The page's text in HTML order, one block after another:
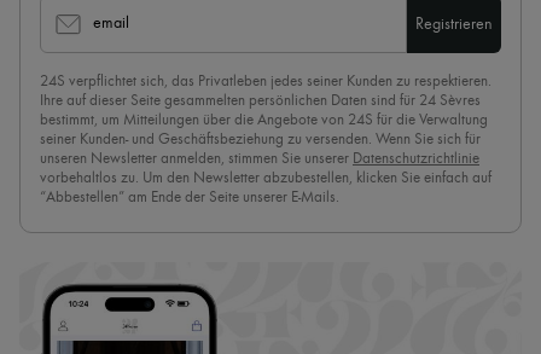
email Registrieren
24S verpflichtet sich, das Privatleben jedes seiner Kunden zu respektieren.
Ihre auf dieser Seite gesammelten persönlichen Daten sind für 24 Sèvres
bestimmt, um Mitteilungen über die Angebote von 24S für die Verwaltung
seiner Kunden- und Geschäftsbeziehung zu versenden. Wenn Sie sich für
unseren Newsletter anmelden, stimmen Sie unserer Datenschutzrichtlinie
vorbehaltlos zu. Um den Newsletter abzubestellen, klicken Sie einfach auf
“Abbestellen” am Ende der Seite unserer E-Mails.